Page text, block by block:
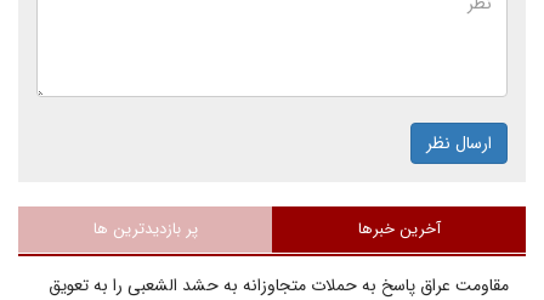
ارسال نظر
آخرین خبرها پر بازدیدترین ها
مقاومت عراق پاسخ به حملات متجاوزانه به حشد الشعبی را به تعویق